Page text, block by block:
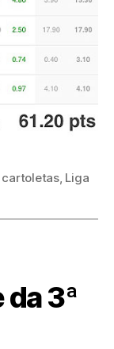
cartoletas, Liga
3ª